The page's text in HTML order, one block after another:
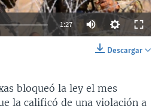
1:27
Descargar
bloqueó la ley el mes
la calificó de una violación a